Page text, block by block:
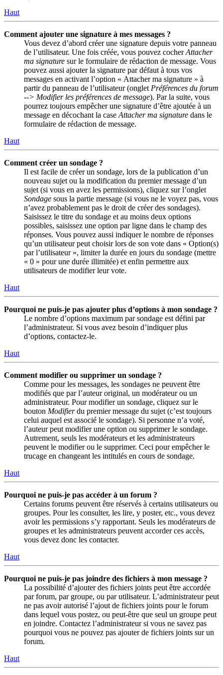
Haut
Comment ajouter une signature à mes messages ?
Vous devez d’abord créer une signature depuis votre panneau
de l’utilisateur. Une fois créée, vous pouvez cocherAttacher
ma signature sur le formulaire de rédaction de message. Vous
pouvez aussi ajouter la signature par défaut à tous vos
messages en activant l’option « Attacher ma signature » à
partir du panneau de l’utilisateur (onglet Préférences du forum
--> Modifier les préférences de message). Par la suite, vous
pourrez toujours empêcher une signature d’être ajoutée à un
message en décochant la case Attacher ma signature dans le
formulaire de rédaction de message.
Haut
Comment créer un sondage ?
Il est facile de créer un sondage, lors de la publication d’un
nouveau sujet ou la modification du premier message d’un
sujet (si vous en avez les permissions), cliquez sur l’onglet
Sondage sous la partie message (si vous ne le voyez pas, vous
n’avez probablement pas le droit de créer des sondages).
Saisissez le titre du sondage et au moins deux options
possibles, saisissez une option par ligne dans le champ des
réponses. Vous pouvez aussi indiquer le nombre de réponses
qu’un utilisateur peut choisir lors de son vote dans « Option(s)
par l’utilisateur », limiter la durée en jours du sondage (mettre
« 0 » pour une durée illimitée) et enfin permettre aux
utilisateurs de modifier leur vote.
Haut
Pourquoi ne puis-je pas ajouter plus d’options à mon sondage ?
Le nombre d’options maximum par sondage est défini par
l’administrateur. Si vous avez besoin d’indiquer plus
d’options, contactez-le.
Haut
Comment modifier ou supprimer un sondage ?
Comme pour les messages, les sondages ne peuvent être
modifiés que par l’auteur original, un modérateur ou un
administrateur. Pour modifier un sondage, cliquez sur le
bouton Modifierdu premier message du sujet (c’est toujours
celui auquel est associé le sondage). Si personne n’a voté,
l’auteur peut modifier une option ou supprimer le sondage.
Autrement, seuls les modérateurs et les administrateurs
peuvent le modifier ou le supprimer. Ceci pour empêcher le
trucage en changeant les intitulés en cours de sondage.
Haut
Pourquoi ne puis-je pas accéder à un forum ?
Certains forums peuvent être réservés à certains utilisateurs ou
groupes. Pour les consulter, les lire, y poster, etc., vous devez
avoir les permissions s’y rapportant. Seuls les modérateurs de
groupes et les administrateurs peuvent accorder ces accès,
vous devez donc les contacter.
Haut
Pourquoi ne puis-je pas joindre des fichiers à mon message ?
La possibilité d’ajouter des fichiers joints peut être accordée
par forum, par groupe, ou par utilisateur. L’administrateur peut
ne pas avoir autorisé l’ajout de fichiers joints pour le forum
dans lequel vous postez, ou peut-être que seul un groupe peut
en joindre. Contactez l’administrateur si vous ne savez pas
pourquoi vous ne pouvez pas ajouter de fichiers joints sur un
forum.
Haut